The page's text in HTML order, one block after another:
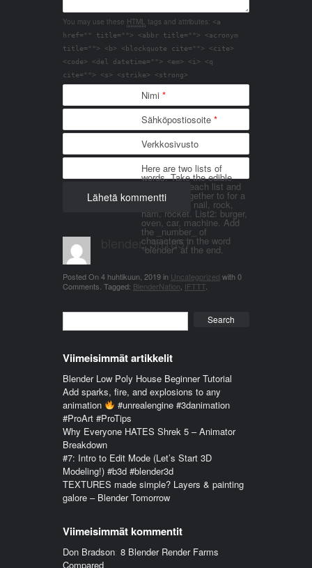
You may use these HTML tags and attributes: <a
href="" title=""> <abbr title=""> <acronym
title=""> <b> <blockquote cite=""> <cite>
<code> <del datetime=""> <em> <i> <q
cite=""> <s> <strike> <strong>
Nimi *
Sähköpostiosoite *
Verkkosivusto
Here are two lists of
words. Take the edible
things from each list and
join them together to for a
word. List 1: nail, rock,
ham, rocket. List2: burger,
oven, car, machine. Add
the _number_ of
characters in the word
"blender" at the end.
blender_3n1857
Posted On4 huhtikuun, 2019in Uncategorized with0
Comments Tagged: BlenderNation IFTTT
Viimeisimmät artikkelit
Blender Low Poly House Beginner Tutorial
Add sparks, fire, and explosions to any
animation
#unrealengine #3danimation
#ProArt #ProTips
Why Everyone HATES Shrek 5 – Animator
Breakdown
#7: Intro to Edit Mode (Let’s Start 3D
Modeling!) #b3d #blender3d
TEXTURES made simple? Layers & painting
galore – Blender Tomorrow
Viimeisimmät kommentit
Don Bradson: 8 Blender Render Farms
Compared